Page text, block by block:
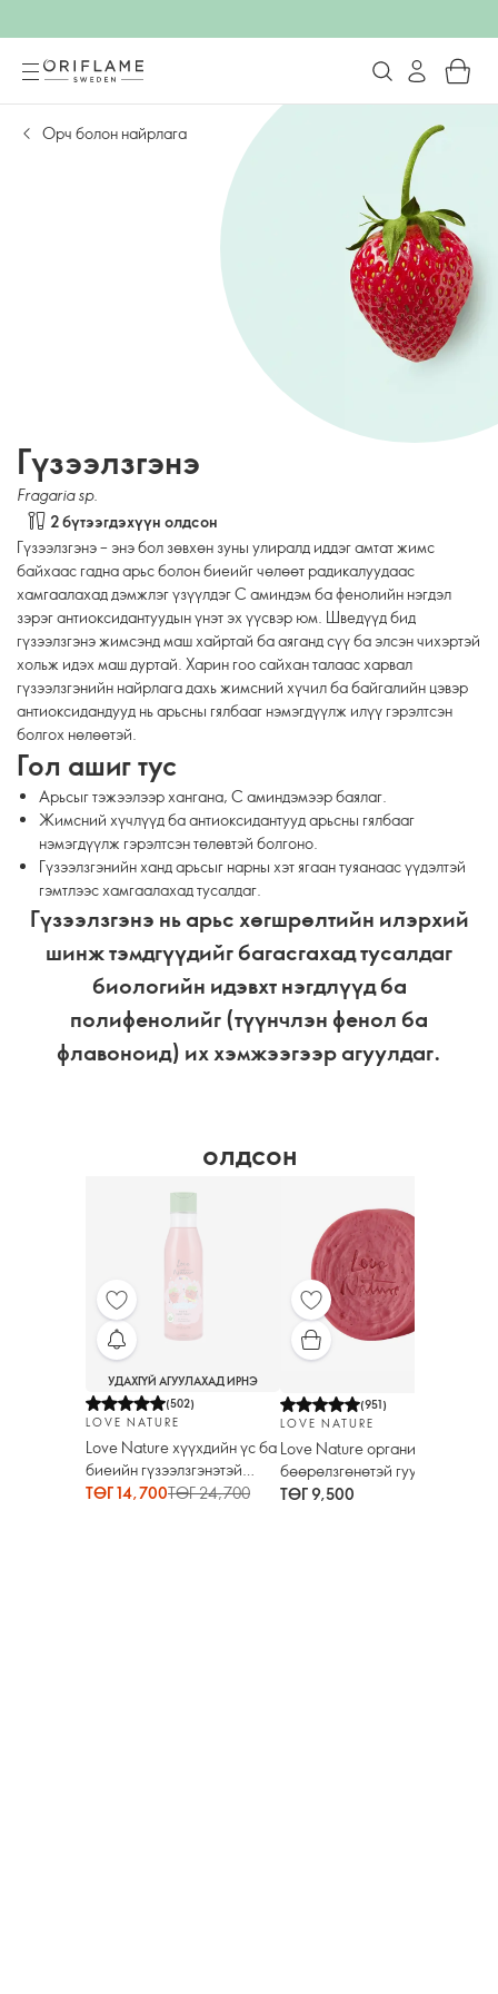
Орч болон найрлага
Гүзээлзгэнэ
Fragaria sp.
2 бүтээгдэхүүн олдсон
Гүзээлзгэнэ – энэ бол зөвхөн зуны улиралд иддэг амтат жимс
байхаас гадна арьс болон биеийг чөлөөт радикалуудаас
хамгаалахад дэмжлэг үзүүлдэг С аминдэм ба фенолийн нэгдэл
зэрэг антиоксидантуудын үнэт эх үүсвэр юм. Шведүүд бид
гүзээлзгэнэ жимсэнд маш хайртай ба аяганд сүү ба элсэн чихэртэй
хольж идэх маш дуртай. Харин гоо сайхан талаас харвал
гүзээлзгэнийн найрлага дахь жимсний хүчил ба байгалийн цэвэр
антиоксидандууд нь арьсны гялбааг нэмэгдүүлж илүү гэрэлтсэн
болгох нөлөөтэй.
Гол ашиг тус
Арьсыг тэжээлээр хангана, С аминдэмээр баялаг.
Жимсний хүчлүүд ба антиоксидантууд арьсны гялбааг
нэмэгдүүлж гэрэлтсэн төлөвтэй болгоно.
Гүзээлзгэнийн ханд арьсыг нарны хэт ягаан туяанаас үүдэлтэй
гэмтлээс хамгаалахад тусалдаг.
Гүзээлзгэнэ нь арьс хөгшрөлтийн илэрхий
шинж тэмдгүүдийг багасгахад тусалдаг
биологийн идэвхт нэгдлүүд ба
полифенолийг (түүнчлэн фенол ба
флавоноид) их хэмжээгээр агуулдаг.
олдсон
УДАХГҮЙ АГУУЛАХАД ИРНЭ
(502)
LOVE NATURE
Love Nature хүүхдийн үс ба
биеийн гүзээлзгэнэтэй
шампунь
ТӨГ 14,700ТӨГ 24,700
(951)
LOVE NATURE
Love Nature органик гаа ба
бөөрөлзгөнөтэй гуужуулагч
саван
ТӨГ 9,500